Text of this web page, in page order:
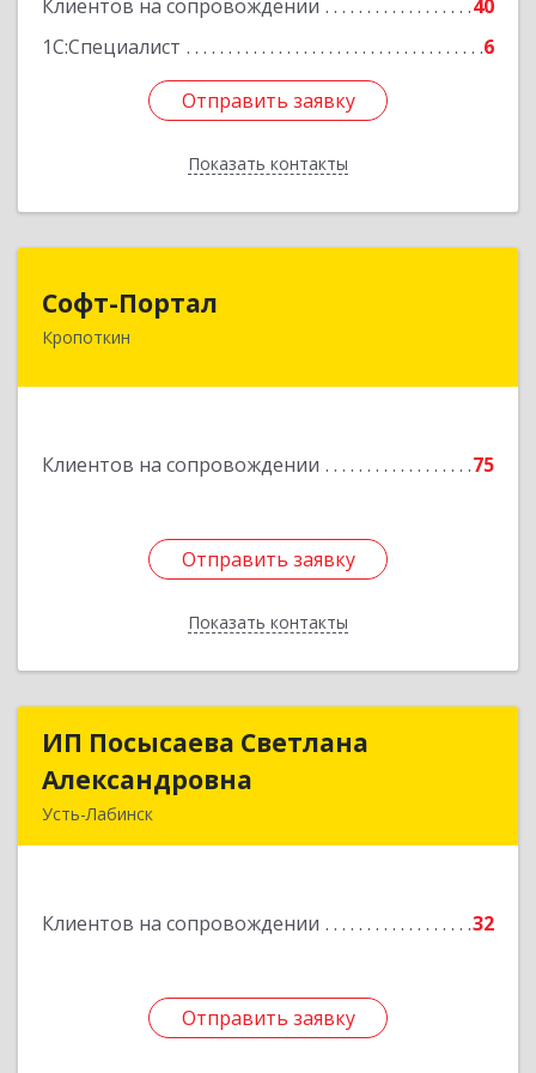
Клиентов на сопровождении
40
1С:Специалист
6
Отправить заявку
Показать контакты
Отправить заявку
Назад
Софт-Портал
Кропоткин
Клиентов на сопровождении 75
Отправить заявку
Показать контакты
352395, Краснодарский край, Кавказский р-н,
Отправить заявку
Назад
ИП Посысаева Светлана
Александровна
Усть-Лабинск
Клиентов на сопровождении 32
Отправить заявку
ИП Посысаева Светлана
Подробнее
Отправить заявку